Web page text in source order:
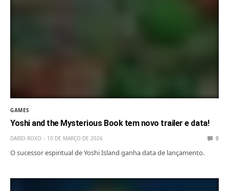
GAMES
Yoshi and the Mysterious Book tem novo trailer e data!
DARIO ROXO 10 DE MARÇO DE 2026 0
O sucessor espiritual de Yoshi Island ganha data de lançamento.